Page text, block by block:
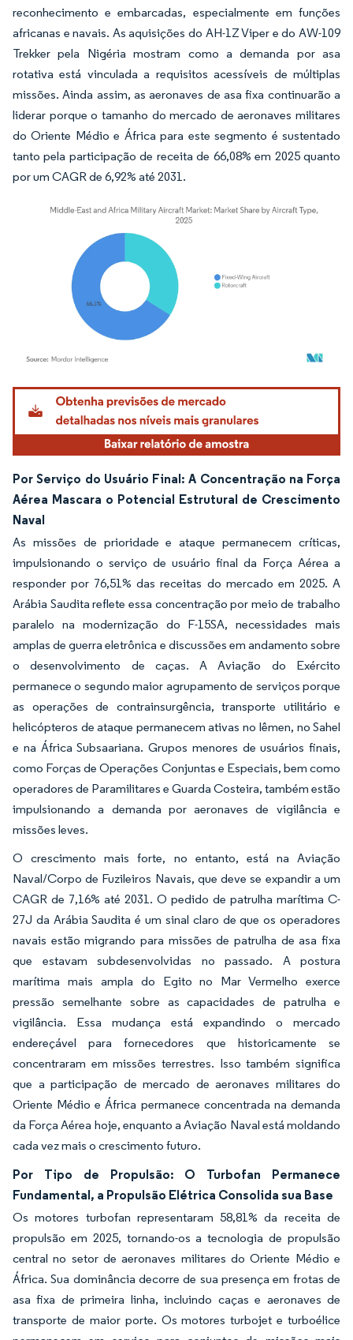
reconhecimento e embarcadas, especialmente em funções
africanas e navais. As aquisições do AH-1Z Viper e do AW-109
Trekker pela Nigéria mostram como a demanda por asa
rotativa está vinculada a requisitos acessíveis de múltiplas
missões. Ainda assim, as aeronaves de asa fixa continuarão a
liderar porque o tamanho do mercado de aeronaves militares
do Oriente Médio e África para este segmento é sustentado
tanto pela participação de receita de 66,08% em 2025 quanto
por um CAGR de 6,92% até 2031.
Imagem © Mordor Intelligence. O reuso requer atribuição conforme CC BY 4.0.
Por Serviço do Usuário Final: A Concentração na Força
Aérea Mascara o Potencial Estrutural de Crescimento
Naval
As missões de prioridade e ataque permanecem críticas,
impulsionando o serviço de usuário final da Força Aérea a
responder por 76,51% das receitas do mercado em 2025. A
Arábia Saudita reflete essa concentração por meio de trabalho
paralelo na modernização do F-15SA, necessidades mais
amplas de guerra eletrônica e discussões em andamento sobre
o desenvolvimento de caças. A Aviação do Exército
permanece o segundo maior agrupamento de serviços porque
as operações de contrainsurgência, transporte utilitário e
helicópteros de ataque permanecem ativas no Iêmen, no Sahel
e na África Subsaariana. Grupos menores de usuários finais,
como Forças de Operações Conjuntas e Especiais, bem como
operadores de Paramilitares e Guarda Costeira, também estão
impulsionando a demanda por aeronaves de vigilância e
missões leves.
O crescimento mais forte, no entanto, está na Aviação
Naval/Corpo de Fuzileiros Navais, que deve se expandir a um
CAGR de 7,16% até 2031. O pedido de patrulha marítima C-
27J da Arábia Saudita é um sinal claro de que os operadores
navais estão migrando para missões de patrulha de asa fixa
que estavam subdesenvolvidas no passado. A postura
marítima mais ampla do Egito no Mar Vermelho exerce
pressão semelhante sobre as capacidades de patrulha e
vigilância. Essa mudança está expandindo o mercado
endereçável para fornecedores que historicamente se
concentraram em missões terrestres. Isso também significa
que a participação de mercado de aeronaves militares do
Oriente Médio e África permanece concentrada na demanda
da Força Aérea hoje, enquanto a Aviação Naval está moldando
cada vez mais o crescimento futuro.
Por Tipo de Propulsão: O Turbofan Permanece
Fundamental, a Propulsão Elétrica Consolida sua Base
Os motores turbofan representaram 58,81% da receita de
propulsão em 2025, tornando-os a tecnologia de propulsão
central no setor de aeronaves militares do Oriente Médio e
África. Sua dominância decorre de sua presença em frotas de
asa fixa de primeira linha, incluindo caças e aeronaves de
transporte de maior porte. Os motores turbojet e turboélice